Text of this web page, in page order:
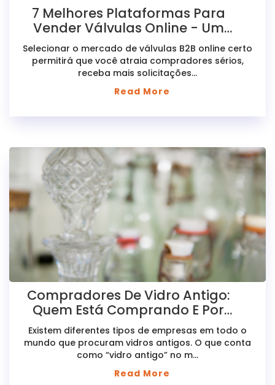
7 Melhores Plataformas Para
Vender Válvulas Online - Um
Guia B2B Completo
Selecionar o mercado de válvulas B2B online certo
permitirá que você atraia compradores sérios,
receba mais solicitações...
Read More
Compradores De Vidro Antigo:
Quem Está Comprando E Por
Quê
Existem diferentes tipos de empresas em todo o
mundo que procuram vidros antigos. O que conta
como “vidro antigo” no m...
Read More